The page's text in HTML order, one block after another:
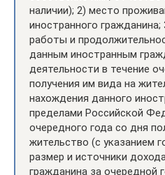
наличии); 2) место
иностранного
работы и
данным иностранным
деятельности в течение
получения им вида на
нахождения данного
пределами Российской
очередного года со дня
жительство (с указанием
размер и источники
гражданина за очередной